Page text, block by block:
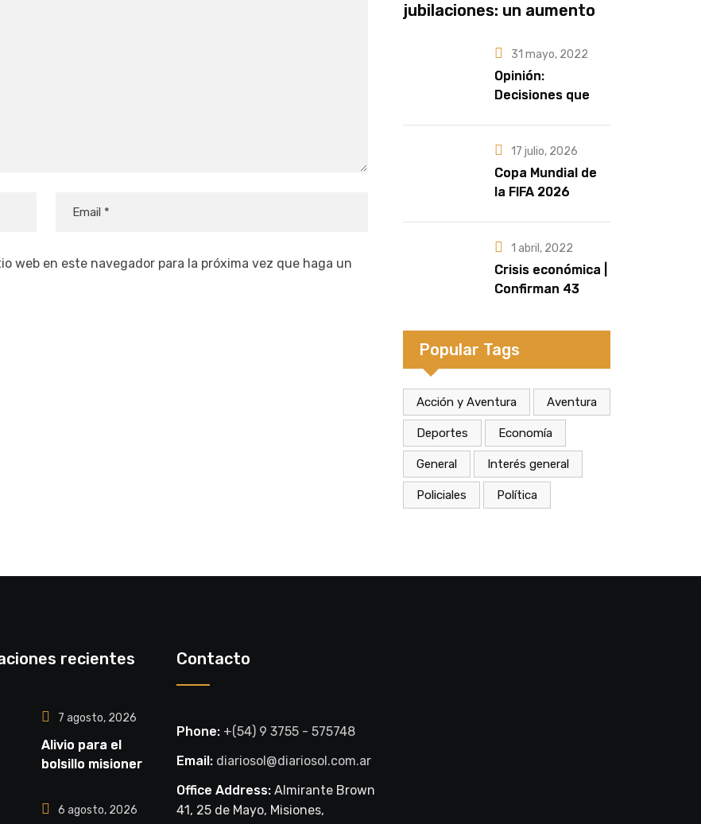
web en este navegador para la próxima vez que haga un
jubilaciones: un aumento
pérdida del poder31 mayo, 2022
Opinión:
Decisiones que
Fernando
Retamozo
17 julio, 2026
Copa Mundial de
la FIFA 2026
quién sería la
artista que cante
el Himno Nacional
1 abril, 2022
Crisis económica |
Confirman 43
fábrica de
calzados Dass de
Eldorado
Popular Tags
Acción y Aventura Aventura
Deportes Economía
General Interés general
Policiales Política
recientes
7 agosto, 2026
Alivio para el
bolsillo misionero |
deudas familiares
6 agosto, 2026
Contacto
Phone: +(54) 9 3755 - 575748
Email: diariosol@diariosol.com.ar
Office Address: Almirante Brown
41, 25 de Mayo, Misiones,